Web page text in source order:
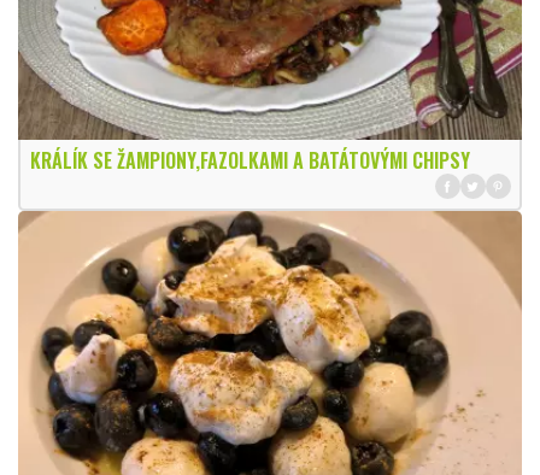
KRÁLÍK SE ŽAMPIONY,FAZOLKAMI A BATÁTOVÝMI CHIPSY